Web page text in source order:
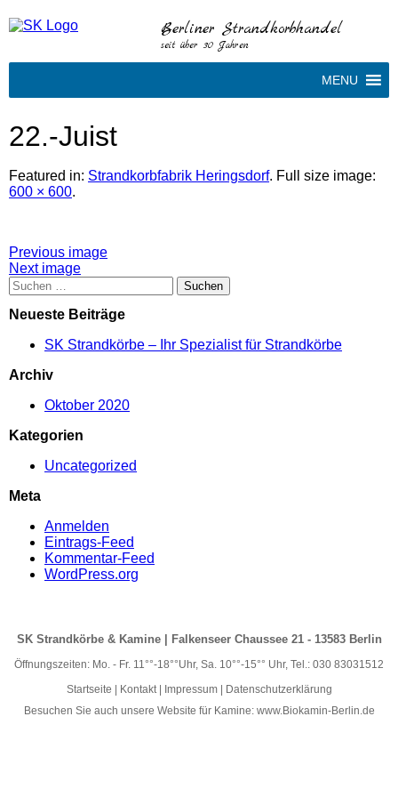
Berliner Strandkorbhandel
seit über 30 Jahren
MENU
22.-Juist
Featured in: Strandkorbfabrik Heringsdorf. Full size image:
600 × 600.
Attachment
post
navigation
Previous image
Next image
Suchen
nach:
Neueste Beiträge
SK Strandkörbe – Ihr Spezialist für Strandkörbe
Archiv
Oktober 2020
Kategorien
Uncategorized
Meta
Anmelden
Eintrags-Feed
Kommentar-Feed
WordPress.org
SK Strandkörbe & Kamine | Falkenseer Chaussee 21 - 13583 Berlin
Öffnungszeiten: Mo. - Fr. 11°°-18°°Uhr, Sa. 10°°-15°° Uhr, Tel.: 030 83031512
Startseite | Kontakt| Impressum| Datenschutzerklärung
Besuchen Sie auch unsere Website für Kamine: www.Biokamin-Berlin.de